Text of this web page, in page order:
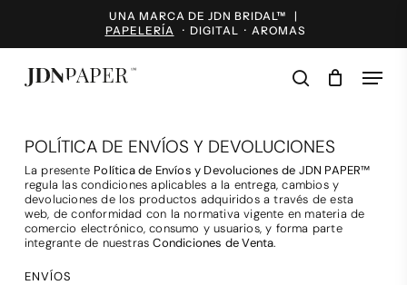
content
UNA MARCA DE JDN BRIDAL™ |
PAPELERÍA · DIGITAL · AROMAS
Menu
POLÍTICA DE ENVÍOS Y DEVOLUCIONES
La presente Política de Envíos y Devoluciones de JDN PAPER™
regula las condiciones aplicables a la entrega, cambios y
devoluciones de los productos adquiridos a través de esta
web, de conformidad con la normativa vigente en materia de
comercio electrónico, consumo y usuarios, y forma parte
integrante de nuestrasCondiciones de Venta.
ENVÍOS